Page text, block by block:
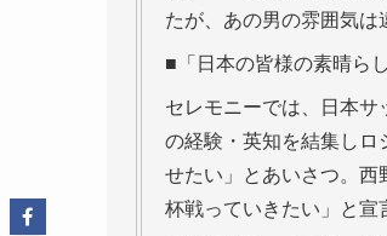
たが、あの男の雰囲気は
■「日本の皆様の素晴ら
セレモニーでは、日本
の経験・英知を結集しロ
せたい」とあいさつ。西
杯戦っていきたい」と宣